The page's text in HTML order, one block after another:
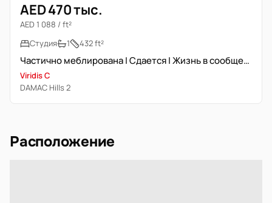
AED 470 тыс.
AED 1 088 / ft²
Студия
1 432 ft²
Частично меблирована | Сдается | Жизнь в сообществе
Viridis C
DAMAC Hills 2
Расположение